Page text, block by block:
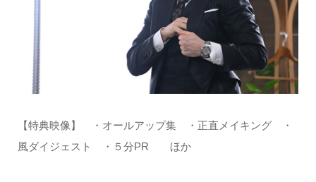
【特典映像】 ・オールアップ集 ・正直メイキング ・
風ダイジェスト ・５分PR ほか